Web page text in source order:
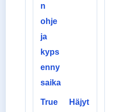
n
ohje
ja
kyps
enny
saika
True
Häjyt